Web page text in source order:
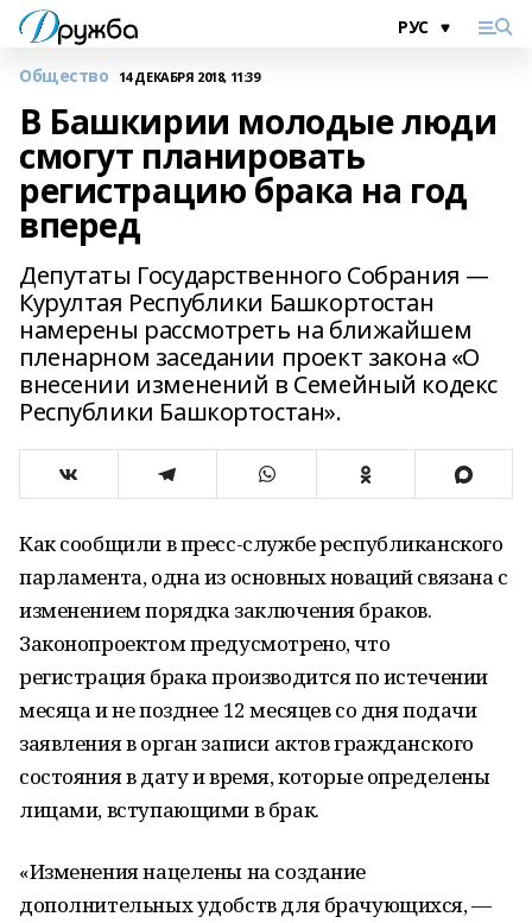
Общество 14 ДЕКАБРЯ 2018, 11:39
В Башкирии молодые люди
смогут планировать
регистрацию брака на год
вперед
Депутаты Государственного Собрания —
Курултая Республики Башкортостан
намерены рассмотреть на ближайшем
пленарном заседании проект закона «О
внесении изменений в Семейный кодекс
Республики Башкортостан».
Как сообщили в пресс-службе республиканского
парламента, одна из основных новаций связана с
изменением порядка заключения браков.
Законопроектом предусмотрено, что
регистрация брака производится по истечении
месяца и не позднее 12 месяцев со дня подачи
заявления в орган записи актов гражданского
состояния в дату и время, которые определены
лицами, вступающими в брак.
«Изменения нацелены на создание
дополнительных удобств для брачующихся, —